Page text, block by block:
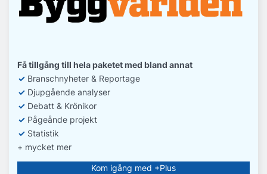
Få tillgång till hela paketet med bland annat
✓ Branschnyheter & Reportage
✓ Djupgående analyser
✓ Debatt & Krönikor
✓ Pågeånde projekt
✓ Statistik
+ mycket mer
Kom igång med +Plus